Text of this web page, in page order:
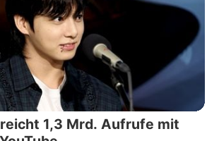
1,3 Mrd. Aufrufe mit